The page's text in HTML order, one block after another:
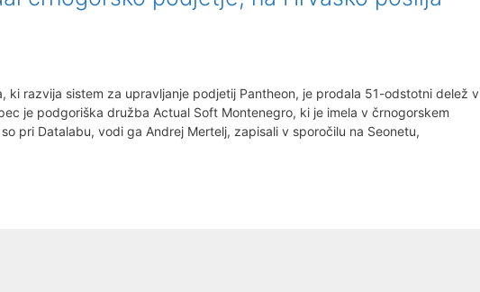
ki razvija sistem za upravljanje podjetij Pantheon, je prodala 51-odstotni delež v
je podgoriška družba Actual Soft Montenegro, ki je imela v črnogorskem
pri Datalabu, vodi ga Andrej Mertelj, zapisali v sporočilu na Seonetu,